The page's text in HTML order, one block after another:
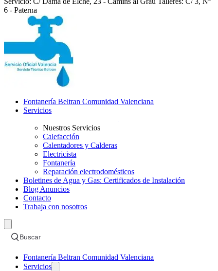
6 - Paterna
Fontanería Beltran Comunidad Valenciana
Servicios
Nuestros Servicios
Calefacción
Calentadores y Calderas
Electricista
Fontanería
Reparación electrodomésticos
Boletines de Agua y Gas: Certificados de Instalación
Blog Anuncios
Contacto
Trabaja con nosotros
Buscar
Fontanería Beltran Comunidad Valenciana
Servicios